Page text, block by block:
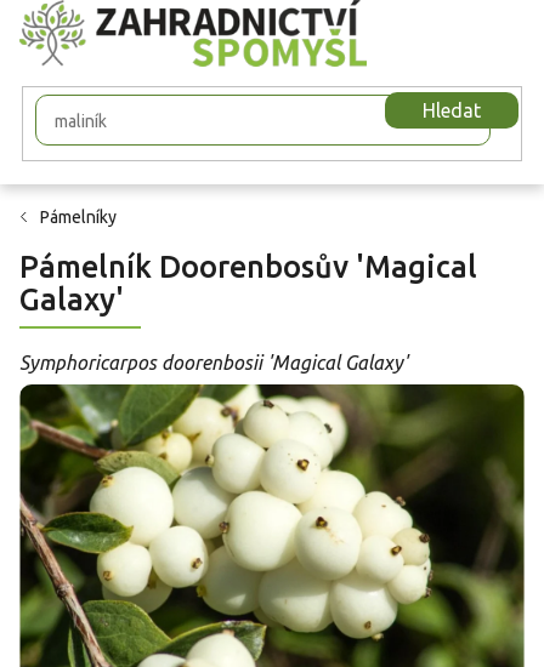
Přejít
na
obsah
Hledat
Pámelníky
Pámelník Doorenbosův 'Magical
Galaxy'
Symphoricarpos doorenbosii 'Magical Galaxy'